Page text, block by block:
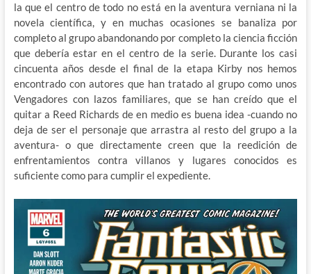
la que el centro de todo no está en la aventura verniana ni la
novela científica, y en muchas ocasiones se banaliza por
completo al grupo abandonando por completo la ciencia ficción
que debería estar en el centro de la serie. Durante los casi
cincuenta años desde el final de la etapa Kirby nos hemos
encontrado con autores que han tratado al grupo como unos
Vengadores con lazos familiares, que se han creído que el
quitar a Reed Richards de en medio es buena idea -cuando no
deja de ser el personaje que arrastra al resto del grupo a la
aventura- o que directamente creen que la reedición de
enfrentamientos contra villanos y lugares conocidos es
suficiente como para cumplir el expediente.